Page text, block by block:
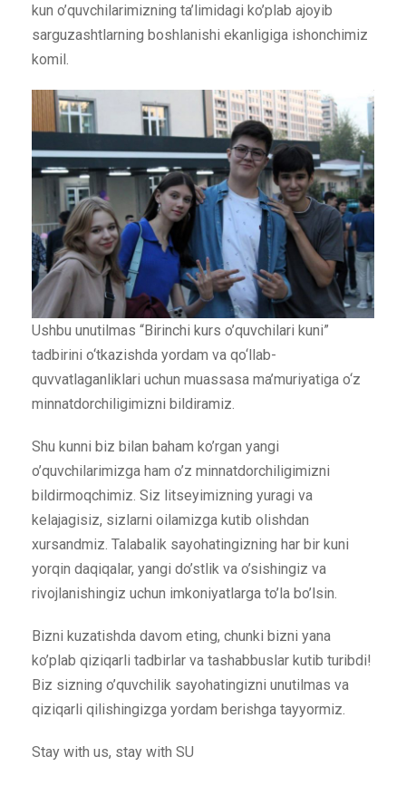
kun o’quvchilarimizning ta’limidagi ko’plab ajoyib
sarguzashtlarning boshlanishi ekanligiga ishonchimiz
komil.
Ushbu unutilmas “Birinchi kurs o’quvchilari kuni”
tadbirini o‘tkazishda yordam va qo‘llab-
quvvatlaganliklari uchun muassasa ma’muriyatiga o‘z
minnatdorchiligimizni bildiramiz.
Shu kunni biz bilan baham ko’rgan yangi
o’quvchilarimizga ham o’z minnatdorchiligimizni
bildirmoqchimiz. Siz litseyimizning yuragi va
kelajagisiz, sizlarni oilamizga kutib olishdan
xursandmiz. Talabalik sayohatingizning har bir kuni
yorqin daqiqalar, yangi do’stlik va o’sishingiz va
rivojlanishingiz uchun imkoniyatlarga to’la bo’lsin.
Bizni kuzatishda davom eting, chunki bizni yana
ko’plab qiziqarli tadbirlar va tashabbuslar kutib turibdi!
Biz sizning o’quvchilik sayohatingizni unutilmas va
qiziqarli qilishingizga yordam berishga tayyormiz.
Stay with us, stay with SU